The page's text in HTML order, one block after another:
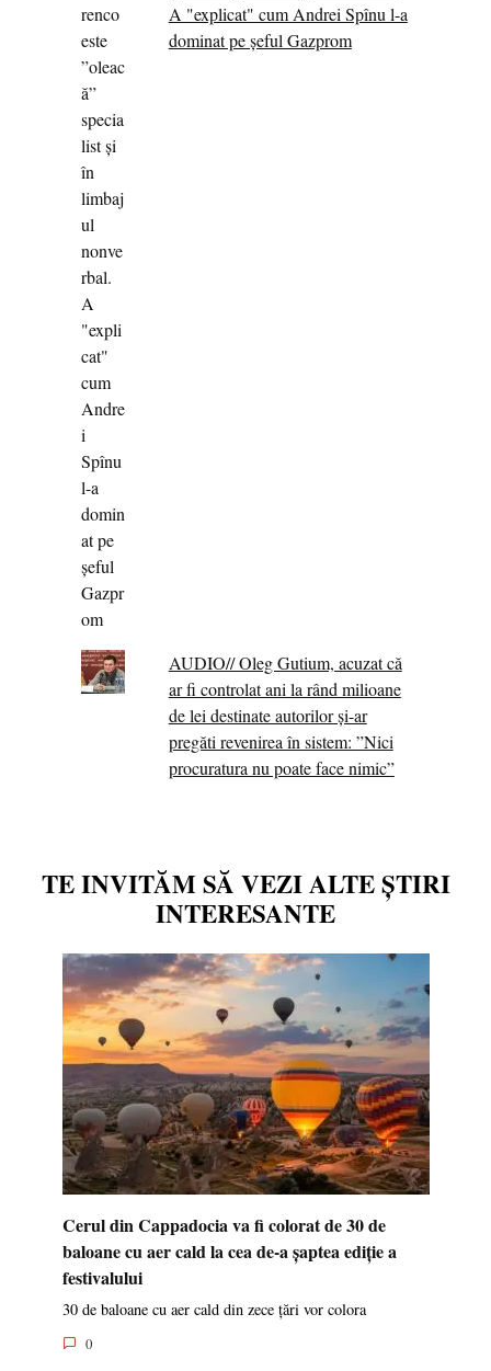
A "explicat" cum Andrei Spînu l-a
dominat pe șeful Gazprom
AUDIO// Oleg Gutium, acuzat că
ar fi controlat ani la rând milioane
de lei destinate autorilor și-ar
pregăti revenirea în sistem: ”Nici
procuratura nu poate face nimic”
TE INVITĂM SĂ VEZI ALTE ȘTIRI
INTERESANTE
Cerul din Cappadocia va fi colorat de 30 de
baloane cu aer cald la cea de-a șaptea ediție a
festivalului
30 de baloane cu aer cald din zece țări vor colora
0